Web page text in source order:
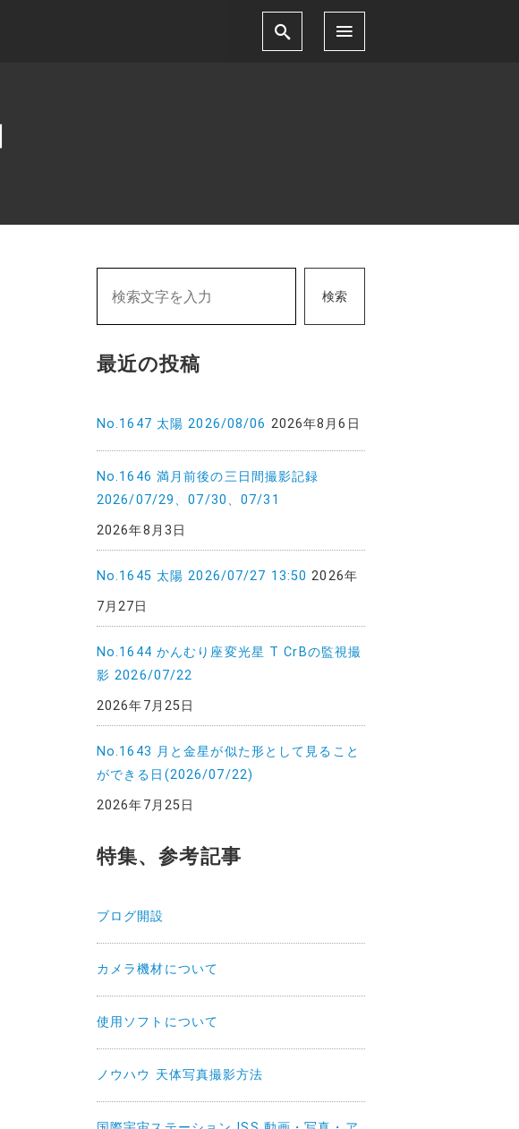
検索
最近の投稿
No.1647 太陽 2026/08/06 2026年8月6日
No.1646 満月前後の三日間撮影記録
2026/07/29、07/30、07/31
2026年8月3日
No.1645 太陽 2026/07/27 13:50 2026年
7月27日
No.1644 かんむり座変光星 T CrBの監視撮
影 2026/07/22
2026年7月25日
No.1643 月と金星が似た形として見ること
ができる日(2026/07/22)
2026年7月25日
特集、参考記事
ブログ開設
カメラ機材について
使用ソフトについて
ノウハウ 天体写真撮影方法